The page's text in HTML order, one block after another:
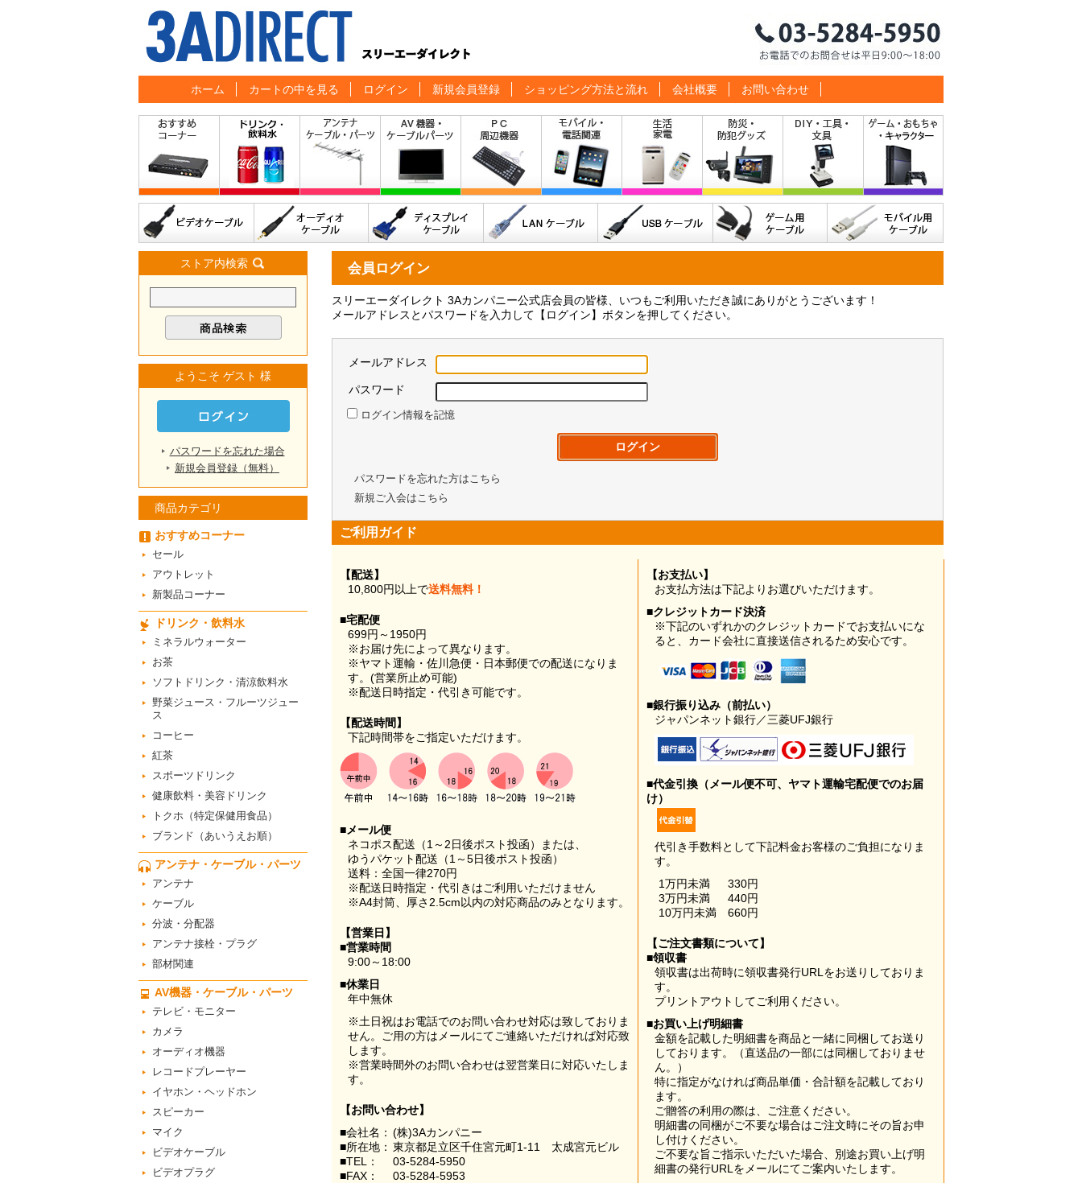
ホーム カートの中を見る ログイン 新規会員登録 ショッピング方法と流れ 会社概要 お問い合わせ
会員ログイン
スリーエーダイレクト 3Aカンパニー公式店会員の皆様、いつもご利用いただき誠にありがとうございます！
メールアドレスとパスワードを入力して【ログイン】ボタンを押してください。
メールアドレス
パスワード
ログイン情報を記憶
パスワードを忘れた方はこちら
新規ご入会はこちら
ご利用ガイド
【配送】
10,800円以上で送料無料！
■宅配便
699円～1950円
※お届け先によって異なります。
※ヤマト運輸・佐川急便・日本郵便での配送になりま
す。(営業所止め可能)
※配送日時指定・代引き可能です。
【配送時間】
下記時間帯をご指定いただけます。
■メール便
ネコポス配送（1～2日後ポスト投函）または、
ゆうパケット配送（1～5日後ポスト投函）
送料：全国一律270円
※配送日時指定・代引きはご利用いただけません
※A4封筒、厚さ2.5cm以内の対応商品のみとなります。
【営業日】
■営業時間
9:00～18:00
■休業日
年中無休
※土日祝はお電話でのお問い合わせ対応は致しておりま
せん。ご用の方はメールにてご連絡いただければ対応致
します。
※営業時間外のお問い合わせは翌営業日に対応いたしま
す。
【お問い合わせ】
■会社名： (株)3Aカンパニー
■所在地： 東京都足立区千住宮元町1-11 太成宮元ビル
■TEL：
03-5284-5950
■FAX：
03-5284-5953
【お支払い】
お支払方法は下記よりお選びいただけます。
■クレジットカード決済
※下記のいずれかのクレジットカードでお支払いにな
ると、カード会社に直接送信されるため安心です。
■銀行振り込み（前払い）
ジャパンネット銀行／三菱UFJ銀行
■代金引換（メール便不可、ヤマト運輸宅配便でのお届
け）
代引き手数料として下記料金お客様のご負担になりま
す。
1万円未満
330円
3万円未満
440円
10万円未満
660円
【ご注文書類について】
■領収書
領収書は出荷時に領収書発行URLをお送りしておりま
す。
プリントアウトしてご利用ください。
■お買い上げ明細書
金額を記載した明細書を商品と一緒に同梱してお送り
しております。（直送品の一部には同梱しておりませ
ん。）
特に指定がなければ商品単価・合計額を記載しており
ます。
ご贈答の利用の際は、ご注意ください。
明細書の同梱がご不要な場合はご注文時にその旨お申
し付けください。
ご不要な旨ご指示いただいた場合、別途お買い上げ明
細書の発行URLをメールにてご案内いたします。
ストア内検索
ようこそ ゲスト 様
パスワードを忘れた場合
新規会員登録（無料）
商品カテゴリ
おすすめコーナー
セール
アウトレット
新製品コーナー
ドリンク・飲料水
ミネラルウォーター
お茶
ソフトドリンク・清涼飲料水
野菜ジュース・フルーツジュー
ス
コーヒー
紅茶
スポーツドリンク
健康飲料・美容ドリンク
トクホ（特定保健用食品）
ブランド（あいうえお順）
アンテナ・ケーブル・パーツ
アンテナ
ケーブル
分波・分配器
アンテナ接栓・プラグ
部材関連
AV機器・ケーブル・パーツ
テレビ・モニター
カメラ
オーディオ機器
レコードプレーヤー
イヤホン・ヘッドホン
スピーカー
マイク
ビデオケーブル
ビデオプラグ